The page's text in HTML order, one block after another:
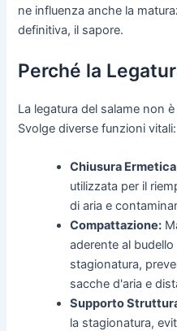
ne influenza anche la
definitiva, il sapore.
Perché la
La legatura del salame non
Svolge diverse funzioni vitali:
Chiusura
utilizzata per il
di aria e
Compattazione:
aderente al
stagionatura,
sacche d'aria e
Supporto
la stagionatura,